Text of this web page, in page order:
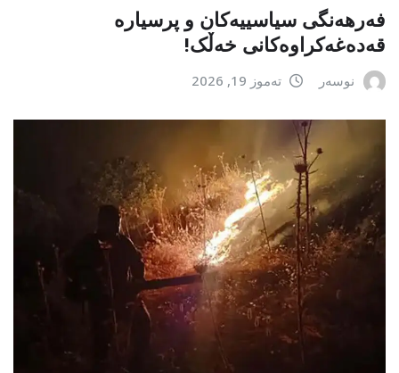
فەرهەنگی سیاسییەکان و پرسیارە
قەدەغەکراوەکانی خەڵک!
نوسەر تەموز 19, 2026